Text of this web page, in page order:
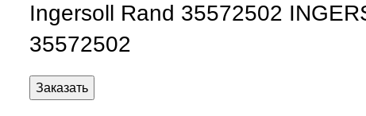
Ingersoll Rand 35572502
35572502
Заказать